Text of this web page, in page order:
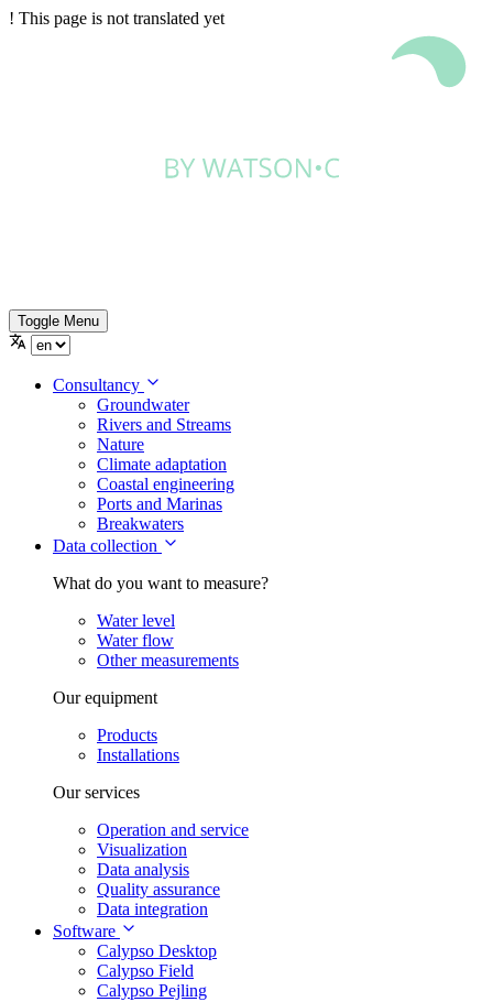
! This page is not translated yet
Toggle Menu
Consultancy
Groundwater
Rivers and Streams
Nature
Climate adaptation
Coastal engineering
Ports and Marinas
Breakwaters
Data collection
What do you want to measure?
Water level
Water flow
Other measurements
Our equipment
Products
Installations
Our services
Operation and service
Visualization
Data analysis
Quality assurance
Data integration
Software
Calypso Desktop
Calypso Field
Calypso Pejling